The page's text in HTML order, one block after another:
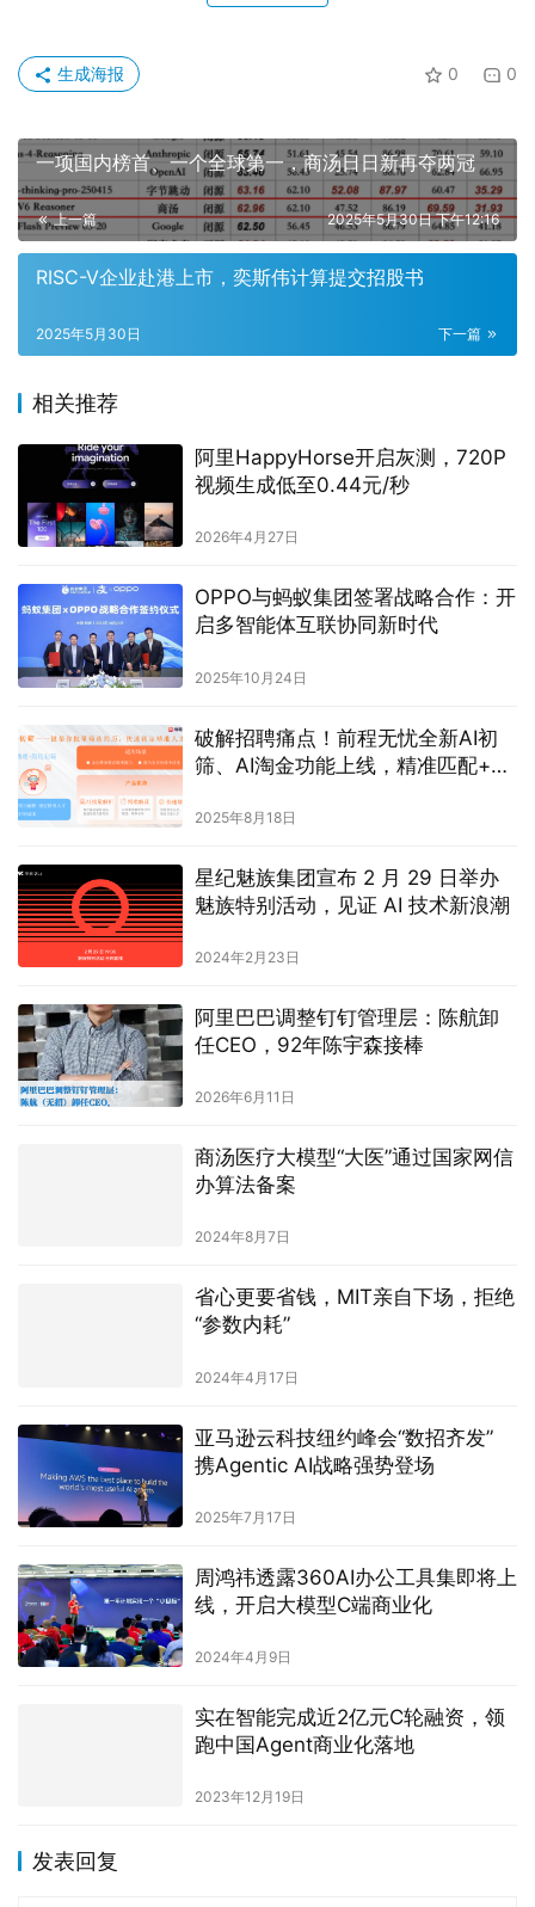
0 0
生成海报
一项国内榜首、一个全球第一，商汤日日新再夺两冠
上一篇 2025年5月30日 下午12:16
RISC-V企业赴港上市，奕斯伟计算提交招股书
下一篇
2025年5月30日
相关推荐
阿里HappyHorse开启灰测，720P
视频生成低至0.44元/秒
2026年4月27日
OPPO与蚂蚁集团签署战略合作：开
启多智能体互联协同新时代
2025年10月24日
破解招聘痛点！前程无忧全新AI初
筛、AI淘金功能上线，精准匹配+人
2025年8月18日
星纪魅族集团宣布 2 月 29 日举办
魅族特别活动，见证 AI 技术新浪潮
2024年2月23日
阿里巴巴调整钉钉管理层：陈航卸
任CEO，92年陈宇森接棒
2026年6月11日
商汤医疗大模型“大医”通过国家网信
办算法备案
2024年8月7日
省心更要省钱，MIT亲自下场，拒绝
“参数内耗”
2024年4月17日
亚马逊云科技纽约峰会“数招齐发”
携Agentic AI战略强势登场
2025年7月17日
周鸿祎透露360AI办公工具集即将上
线，开启大模型C端商业化
2024年4月9日
实在智能完成近2亿元C轮融资，领
跑中国Agent商业化落地
2023年12月19日
发表回复